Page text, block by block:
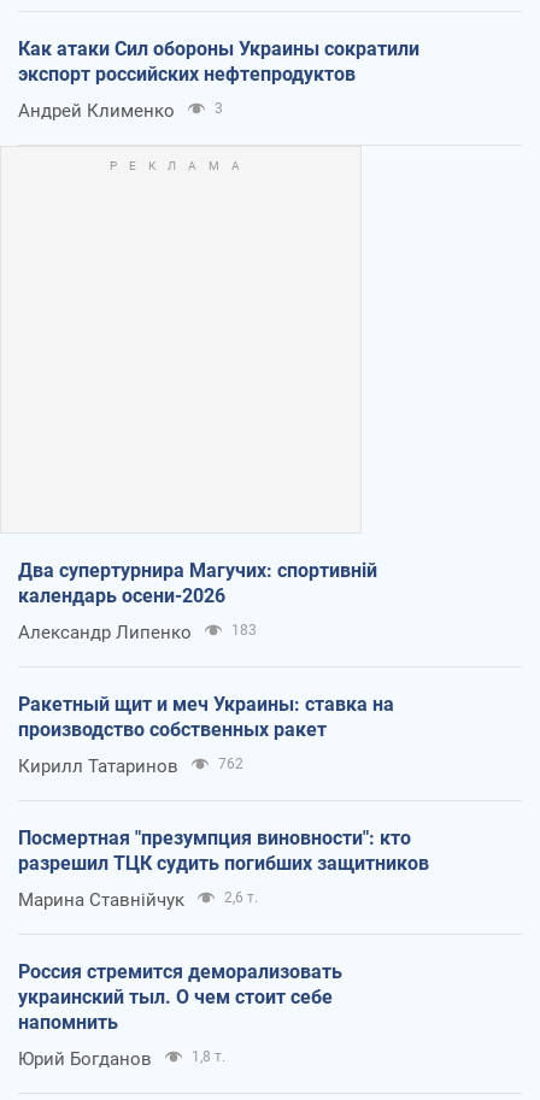
Как атаки Сил обороны Украины сократили
экспорт российских нефтепродуктов
Андрей Клименко 3
Два супертурнира Магучих: спортивній
календарь осени-2026
Александр Липенко 183
Ракетный щит и меч Украины: ставка на
производство собственных ракет
Кирилл Татаринов 762
Посмертная "презумпция виновности": кто
разрешил ТЦК судить погибших защитников
Марина Ставнійчук 2,6 т.
Россия стремится деморализовать
украинский тыл. О чем стоит себе
напомнить
Юрий Богданов 1,8 т.